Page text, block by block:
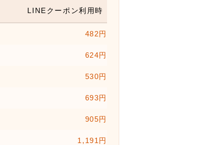
LINEクーポン利用時
482円
624円
530円
693円
905円
1,191円